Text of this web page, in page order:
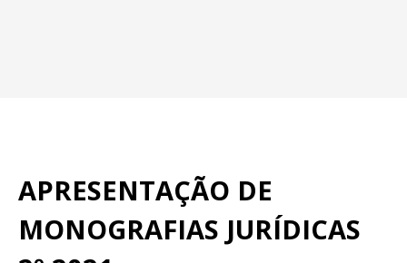
APRESENTAÇÃO DE
MONOGRAFIAS JURÍDICAS